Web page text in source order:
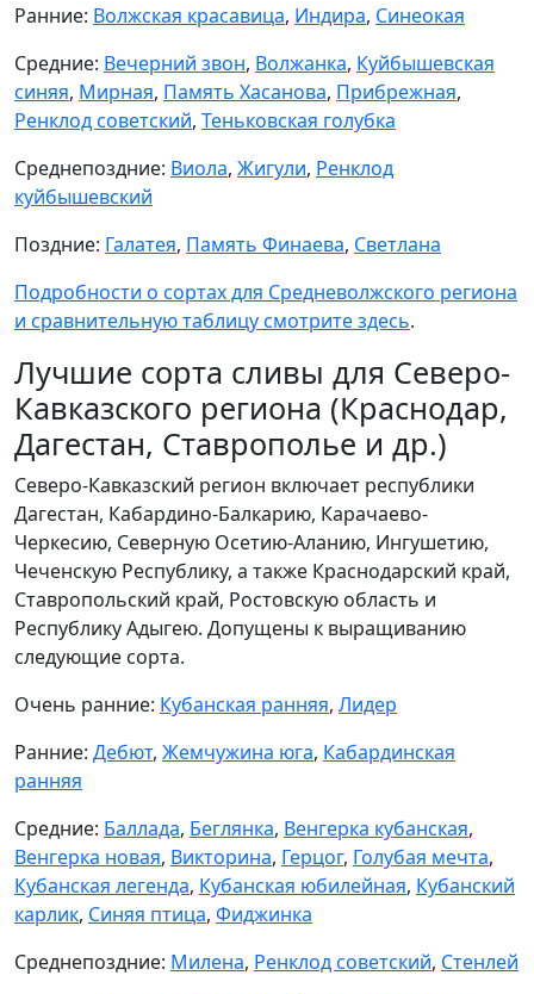
Ранние: Волжская красавица, Индира, Синеокая
Средние: Вечерний звон, Волжанка, Куйбышевская
синяя, Мирная, Память Хасанова, Прибрежная,
Ренклод советский, Теньковская голубка
Среднепоздние: Виола, Жигули, Ренклод
куйбышевский
Поздние: Галатея, Память Финаева, Светлана
Подробности о сортах для Средневолжского региона
и сравнительную таблицу смотрите здесь.
Лучшие сорта сливы для Северо-
Кавказского региона (Краснодар,
Дагестан, Ставрополье и др.)
Северо-Кавказский регион включает республики
Дагестан, Кабардино-Балкарию, Карачаево-
Черкесию, Северную Осетию-Аланию, Ингушетию,
Чеченскую Республику, а также Краснодарский край,
Ставропольский край, Ростовскую область и
Республику Адыгею. Допущены к выращиванию
следующие сорта.
Очень ранние: Кубанская ранняя, Лидер
Ранние: Дебют, Жемчужина юга, Кабардинская
ранняя
Средние: Баллада, Беглянка, Венгерка кубанская,
Венгерка новая, Викторина, Герцог, Голубая мечта,
Кубанская легенда, Кубанская юбилейная, Кубанский
карлик, Синяя птица, Фиджинка
Среднепоздние: Милена, Ренклод советский, Стенлей